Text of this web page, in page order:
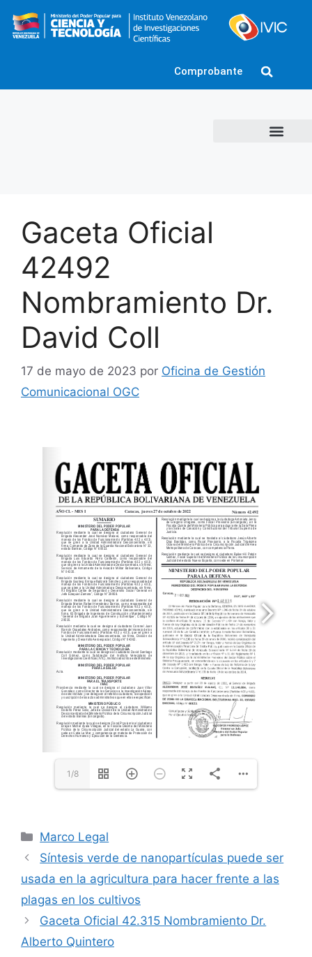
Comprobante
Gaceta Oficial
42492
Nombramiento Dr.
David Coll
17 de mayo de 2023 por Oficina de Gestión
Comunicacional OGC
1/8
Marco Legal
Síntesis verde de nanopartículas puede ser
usada en la agricultura para hacer frente a las
plagas en los cultivos
Gaceta Oficial 42.315 Nombramiento Dr.
Alberto Quintero